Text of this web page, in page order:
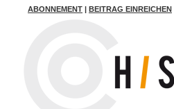
ABONNEMENT BEITRAG EINREICHEN